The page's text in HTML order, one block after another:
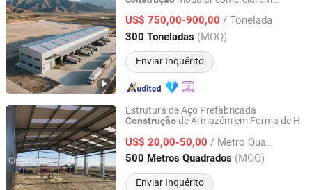
aço, casa leve, oficina e edifíciode
armazém
US$ 750,00-900,00 / Tonelada
300 Toneladas (MOQ)
Enviar Inquérito
Anhui Honglu Steel Construction(Group)Co., Ltd
Anhui, China Desde 2025
Estrutura de Aço Prefabricada
Construçãode Armazém em Forma de H
US$ 20,00-50,00 / Metro Quadrado
500 Metros Quadrados (MOQ)
Enviar Inquérito
Qingdao Steel Building Co., Ltd.
Shandong, China Desde 2021